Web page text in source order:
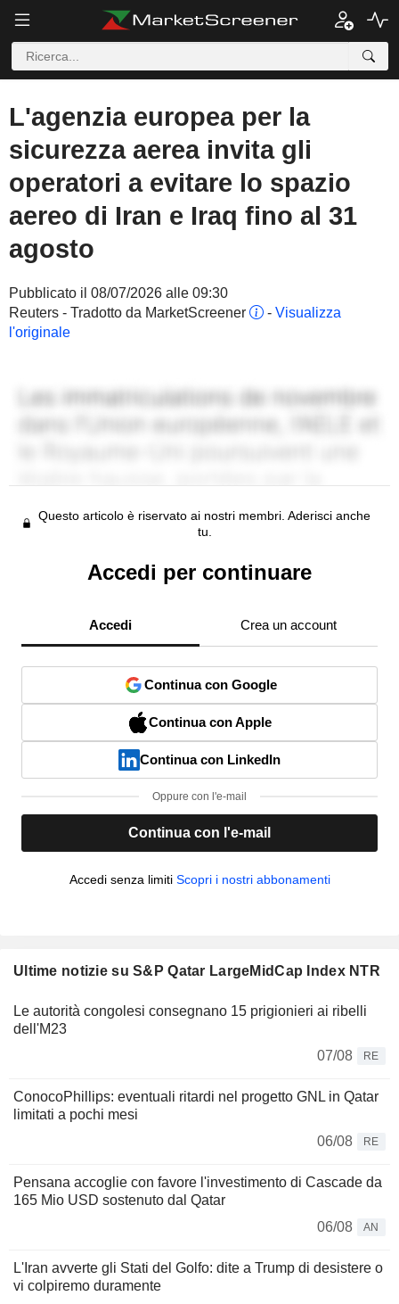
L'agenzia europea per la
sicurezza aerea invita gli
operatori a evitare lo spazio
aereo di Iran e Iraq fino al 31
agosto
Pubblicato il 08/07/2026 alle 09:30
Reuters - Tradotto da MarketScreener
- Visualizza
l'originale
Questo articolo è riservato ai nostri membri. Aderisci anche
tu.
Accedi per continuare
Accedi Crea un account
Continua con Google
Continua con Apple
Continua con LinkedIn
Oppure con l'e-mail
Continua con l'e-mail
Accedi senza limiti Scopri i nostri abbonamenti
Ultime notizie su S&P Qatar LargeMidCap Index NTR
Le autorità congolesi consegnano 15 prigionieri ai ribelli
dell'M23
07/08
RE
ConocoPhillips: eventuali ritardi nel progetto GNL in Qatar
limitati a pochi mesi
06/08
RE
Pensana accoglie con favore l'investimento di Cascade da
165 Mio USD sostenuto dal Qatar
06/08
AN
L'Iran avverte gli Stati del Golfo: dite a Trump di desistere o
vi colpiremo duramente